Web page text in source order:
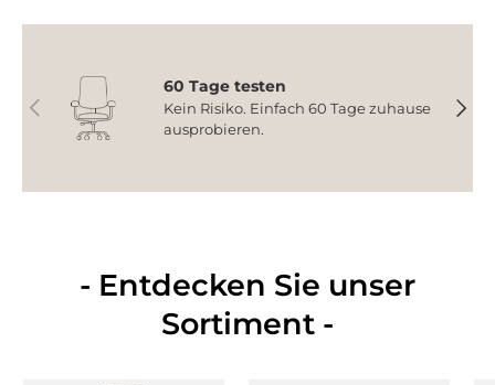
Vorherige
60 Tage testen
Kein Risiko. Einfach 60 Tage zuhause
ausprobieren.
- Entdecken Sie unser
Sortiment -